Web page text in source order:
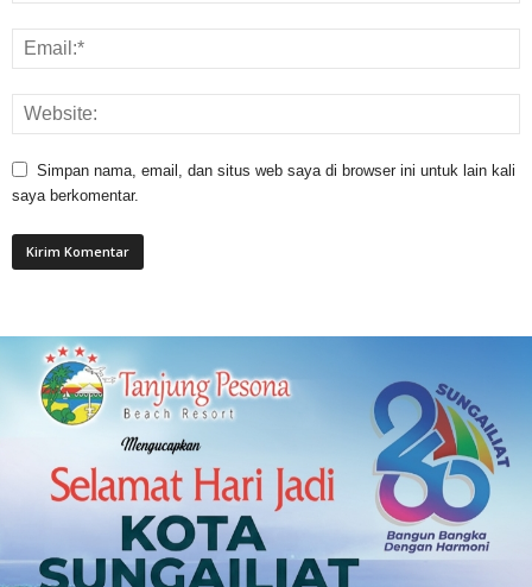
Simpan nama, email, dan situs web saya di browser ini untuk lain kali
saya berkomentar.